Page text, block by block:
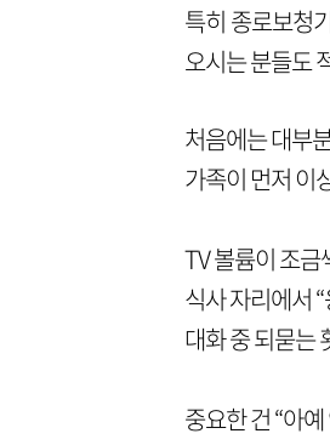
특히 종로보청
오시는 분들도
처음에는 대부
가족이 먼저 이
TV 볼륨이 조금
식사 자리에서
대화 중 되묻는
중요한 건 “아